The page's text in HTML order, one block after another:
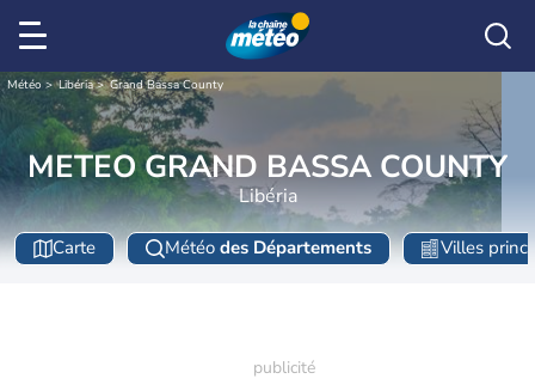
Météo Libéria Grand Bassa County
METEO GRAND BASSA COUNTY
Libéria
Carte Météo des Départements Villes